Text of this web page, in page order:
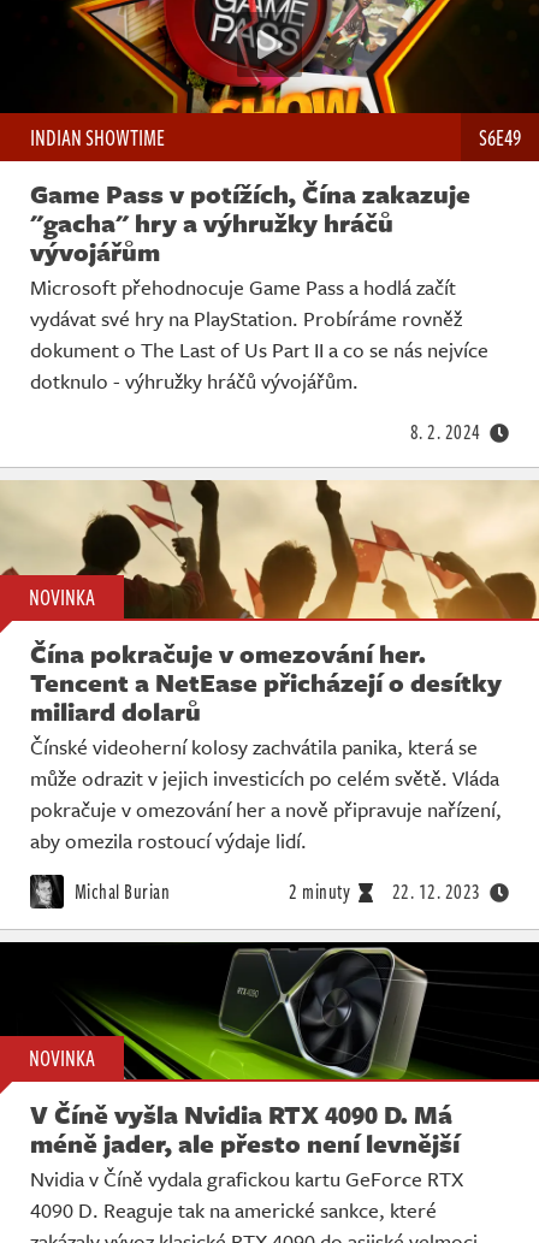
INDIAN SHOWTIME S6E49
Game Pass v potížích, Čína zakazuje
"gacha" hry a výhružky hráčů
vývojářům
Microsoft přehodnocuje Game Pass a hodlá začít
vydávat své hry na PlayStation. Probíráme rovněž
dokument o The Last of Us Part II a co se nás nejvíce
dotknulo - výhružky hráčů vývojářům.
8. 2. 2024
NOVINKA
Čína pokračuje v omezování her.
Tencent a NetEase přicházejí o desítky
miliard dolarů
Čínské videoherní kolosy zachvátila panika, která se
může odrazit v jejich investicích po celém světě. Vláda
pokračuje v omezování her a nově připravuje nařízení,
aby omezila rostoucí výdaje lidí.
Michal Burian 2 minuty 22. 12. 2023
NOVINKA
V Číně vyšla Nvidia RTX 4090 D. Má
méně jader, ale přesto není levnější
Nvidia v Číně vydala grafickou kartu GeForce RTX
4090 D. Reaguje tak na americké sankce, které